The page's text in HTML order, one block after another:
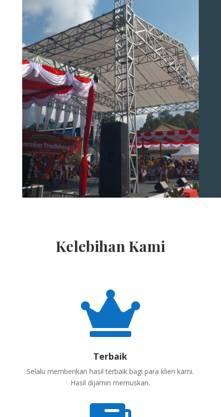
Kelebihan Kami

Terbaik
Selalu memberikan hasil terbaik bagi para klien kami.
Hasil dijamin memuskan.